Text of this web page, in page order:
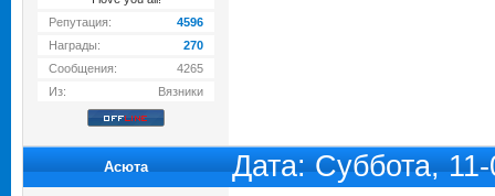
Репутация:
4596
Награды:
270
Сообщения:
4265
Из:
Вязники
Асюта Дата: Суббота,